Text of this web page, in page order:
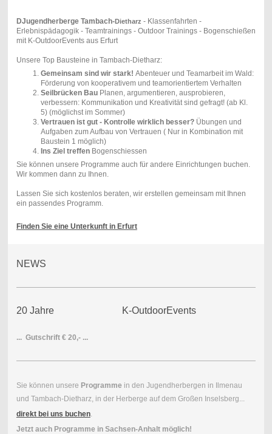
DJugendherberge Tambach-Dietharz - Klassenfahrten -
Erlebnispädagogik - Teamtrainings - Outdoor Trainings - Bogenschießen
mit K-OutdoorEvents aus Erfurt
Unsere Top Bausteine in Tambach-Dietharz:
Gemeinsam sind wir stark! Abenteuer und Teamarbeit im Wald:
Förderung von kooperativem und teamorientiertem Verhalten
Seilbrücken BauPlanen, argumentieren, ausprobieren,
verbessern: Kommunikation und Kreativität sind gefragt! (ab Kl.
5) (möglichst im Sommer)
Vertrauen ist gut - Kontrolle wirklich besser?Übungen und
Aufgaben zum Aufbau von Vertrauen ( Nur in Kombination mit
Baustein 1 möglich)
Ins Ziel treffenBogenschiessen
Sie können unsere Programme auch für andere Einrichtungen buchen.
Wir kommen dann zu Ihnen.
Lassen Sie sich kostenlos beraten, wir erstellen gemeinsam mit Ihnen
ein passendes Programm.
Finden Sie eine Unterkunft in Erfurt
NEWS
20 Jahre K-OutdoorEvents
... Gutschrift € 20,- ...
Sie können unsere Programme in den Jugendherbergen in Ilmenau
und Tambach-Dietharz, in der Herberge auf dem Großen Inselsberg...
direkt bei uns buchen.
Jetzt auch Programme in Sachsen-Anhalt möglich!